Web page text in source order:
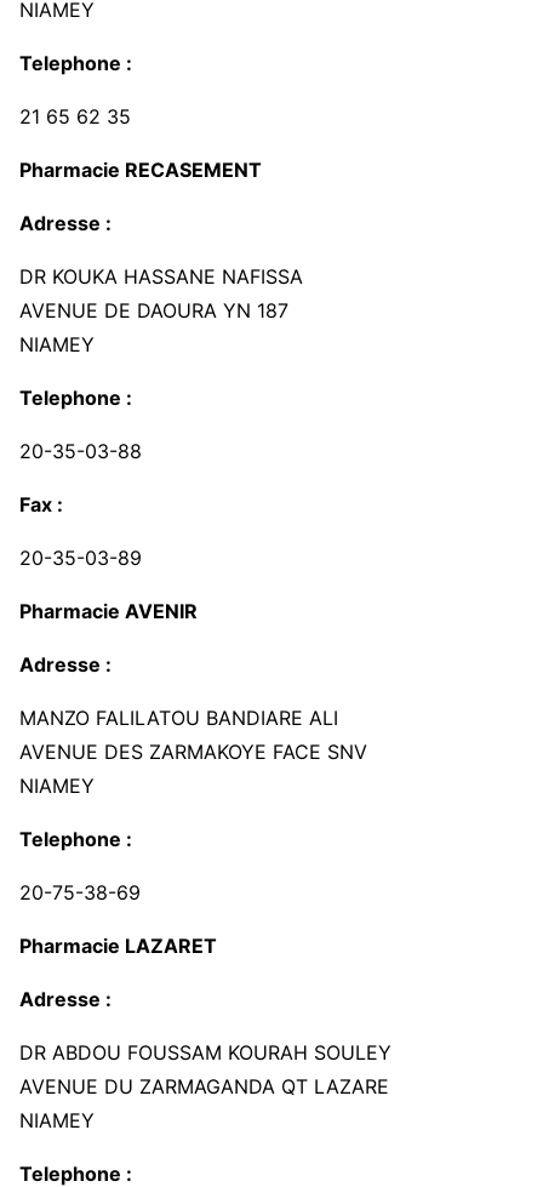
NIAMEY
Telephone :
21 65 62 35
Pharmacie RECASEMENT
Adresse :
DR KOUKA HASSANE NAFISSA
AVENUE DE DAOURA YN 187
NIAMEY
Telephone :
20-35-03-88
Fax :
20-35-03-89
Pharmacie AVENIR
Adresse :
MANZO FALILATOU BANDIARE ALI
AVENUE DES ZARMAKOYE FACE SNV
NIAMEY
Telephone :
20-75-38-69
Pharmacie LAZARET
Adresse :
DR ABDOU FOUSSAM KOURAH SOULEY
AVENUE DU ZARMAGANDA QT LAZARE
NIAMEY
Telephone :